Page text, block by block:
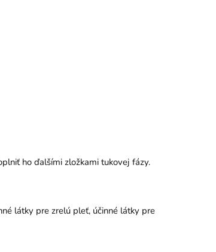
ho ďalšími zložkami tukovej fázy.
látky pre zrelú pleť, účinné látky pre